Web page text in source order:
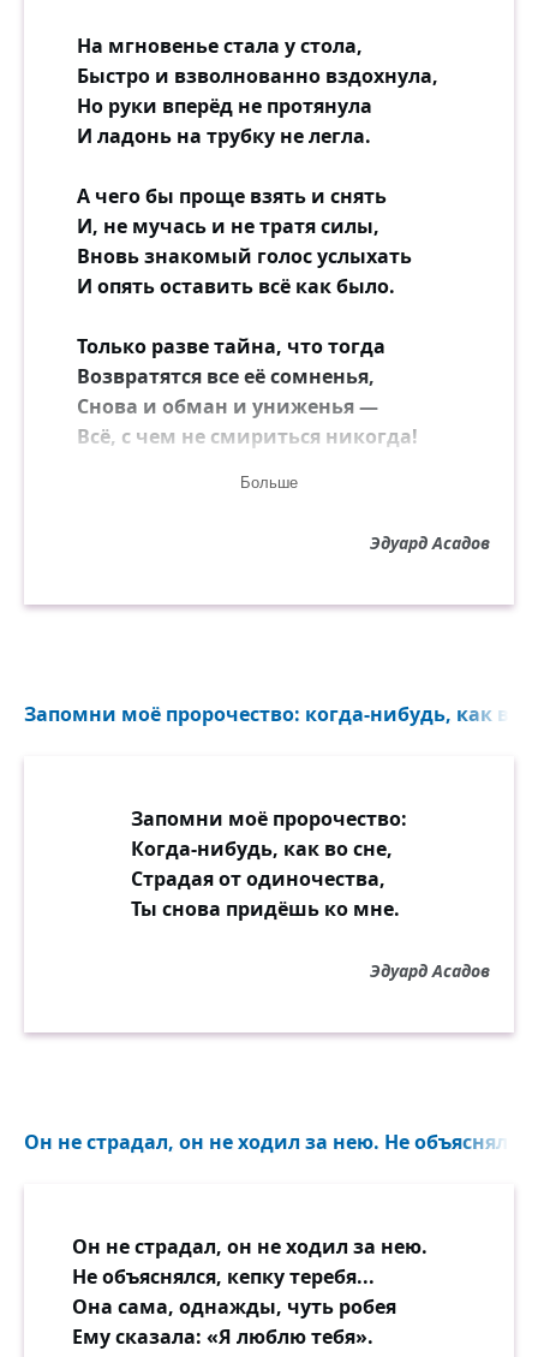
Не робей, не пропадёшь!
Ну а что потом получится
И кому придётся мучиться —
Вот увидишь и поймёшь!
На мгновенье стала у стола,
Быстро и взволнованно вздохнула,
Но руки вперёд не протянула
И ладонь на трубку не легла.
А чего бы проще взять и снять
И, не мучась и не тратя силы,
Вновь знакомый голос услыхать
И опять оставить всё как было.
Только разве тайна, что тогда
Возвратятся все её сомненья,
Снова и обман и униженья —
Всё, с чем не смириться никогда!
Звон кружил, дрожал не умолкая,
Всей душою, может, понимая,
Вечер этот необычным был,
Взвыл и смолк бессильно телефон.
Стало тихо. Где-то пели стройно...
Дверь раскрыла, вышла на балкон.
В первый раз дышалось ей спокойно.
Больше
Эдуард Асадов
Запомни моё пророчество: когда-нибудь, как во
Запомни моё пророчество:
Когда-нибудь, как во сне,
Страдая от одиночества,
Ты снова придёшь ко мне.
Эдуард Асадов
Он не страдал, он не ходил за нею. Не объяснялся,
Он не страдал, он не ходил за нею.
Не объяснялся, кепку теребя...
Она сама, однажды, чуть робея
Ему сказала: «Я люблю тебя».